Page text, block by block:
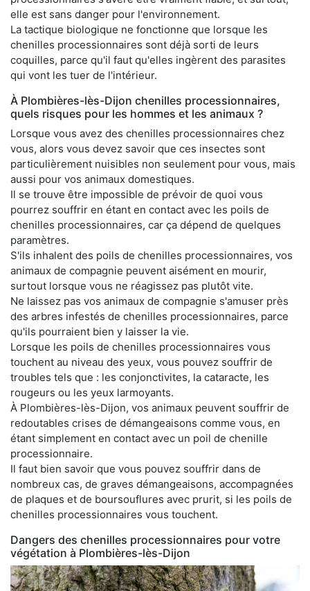
elle est sans danger pour l'environnement.
La tactique biologique ne fonctionne que lorsque les
chenilles processionnaires sont déjà sorti de leurs
coquilles, parce qu'il faut qu'elles ingèrent des parasites
qui vont les tuer de l'intérieur.
À Plombières-lès-Dijon chenilles processionnaires,
quels risques pour les hommes et les animaux ?
Lorsque vous avez des chenilles processionnaires chez
vous, alors vous devez savoir que ces insectes sont
particulièrement nuisibles non seulement pour vous, mais
aussi pour vos animaux domestiques.
Il se trouve être impossible de prévoir de quoi vous
pourrez souffrir en étant en contact avec les poils de
chenilles processionnaires, car ça dépend de quelques
paramètres.
S'ils inhalent des poils de chenilles processionnaires, vos
animaux de compagnie peuvent aisément en mourir,
surtout lorsque vous ne réagissez pas plutôt vite.
Ne laissez pas vos animaux de compagnie s'amuser près
des arbres infestés de chenilles processionnaires, parce
qu'ils pourraient bien y laisser la vie.
Lorsque les poils de chenilles processionnaires vous
touchent au niveau des yeux, vous pouvez souffrir de
troubles tels que : les conjonctivites, la cataracte, les
rougeurs ou les yeux larmoyants.
À Plombières-lès-Dijon, vos animaux peuvent souffrir de
redoutables crises de démangeaisons comme vous, en
étant simplement en contact avec un poil de chenille
processionnaire.
Il faut bien savoir que vous pouvez souffrir dans de
nombreux cas, de graves démangeaisons, accompagnées
de plaques et de boursouflures avec prurit, si les poils de
chenilles processionnaires vous touchent.
Dangers des chenilles processionnaires pour votre
végétation à Plombières-lès-Dijon